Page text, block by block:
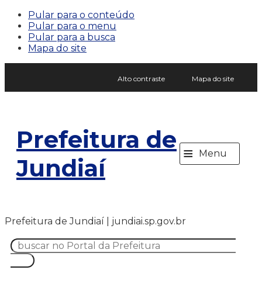
Pular para o conteúdo
Pular para o menu
Pular para a busca
Mapa do site
Alto contraste Mapa do site
Prefeitura de
Jundiaí
≡ Menu
Prefeitura de Jundiaí | jundiai.sp.gov.br